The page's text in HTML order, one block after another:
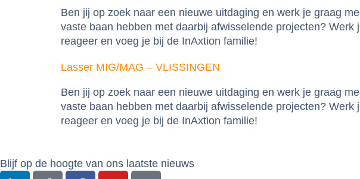
Ben jij op zoek naar een nieuwe uitdaging en werk je graag
vaste baan hebben met daarbij afwisselende projecten?
reageer en voeg je bij de InAxtion familie!
Lasser MIG/MAG – VLISSINGEN
Ben jij op zoek naar een nieuwe uitdaging en werk je graag
vaste baan hebben met daarbij afwisselende projecten?
reageer en voeg je bij de InAxtion familie!
Blijf op de hoogte van ons laatste nieuws